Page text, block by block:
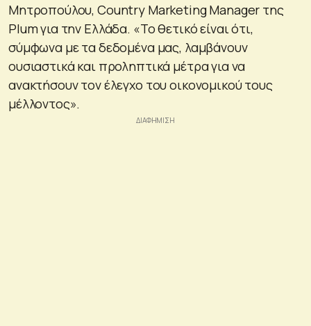
Μητροπούλου, Country Marketing Manager της
Plum για την Ελλάδα. «Το θετικό είναι ότι,
σύμφωνα με τα δεδομένα μας, λαμβάνουν
ουσιαστικά και προληπτικά μέτρα για να
ανακτήσουν τον έλεγχο του οικονομικού τους
μέλλοντος».